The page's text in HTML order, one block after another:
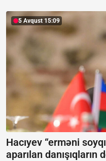
5 Avqust 15:09
Hacıyev “erməni
aparılan danışıqların